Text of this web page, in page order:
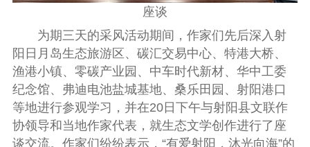
座谈
为期三天的采风活动期间 ， 作家们先后深入射
阳日月岛生态旅游区 、 碳汇交易中心、 特港大桥、
渔港小镇、 零碳产业园 、 中车时代新材、 华中工委
纪念馆、 弗迪电池盐城基地、 桑乐田园 、 射阳港口
等地进行参观学习 ， 并在20日下午与射阳县文联作
协领导和当地作家代表 ， 就生态文学创作进行了座
谈交流。 作家们纷纷表示，“有爱射阳 ， 沐光向海”的